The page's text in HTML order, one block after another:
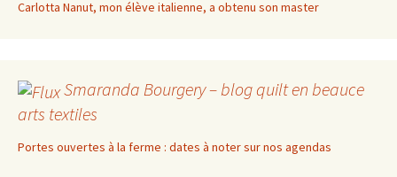
Carlotta Nanut, mon élève italienne, a obtenu son master
Smaranda Bourgery – blog quilt en beauce
arts textiles
Portes ouvertes à la ferme : dates à noter sur nos agendas